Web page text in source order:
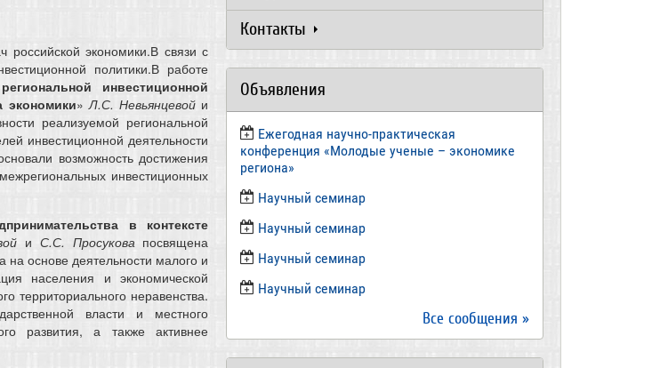
российской экономики.В связи с
политики.В работе
инвестиционной
экономики»Л.С. Невьянцевой и
реализуемой региональной
инвестиционной деятельности
возможность достижения
инвестиционных
в контексте
и С.С. Просуковапосвящена
на основе деятельности малого и
населения и экономической
территориального неравенства.
власти и местного
развития, а также активнее
Контакты
Объявления
Ежегодная научно-практическая
конференция «Молодые ученые – экономике
региона»
​Научный семинар
​Научный семинар
Научный семинар
​Научный семинар
Все сообщения »